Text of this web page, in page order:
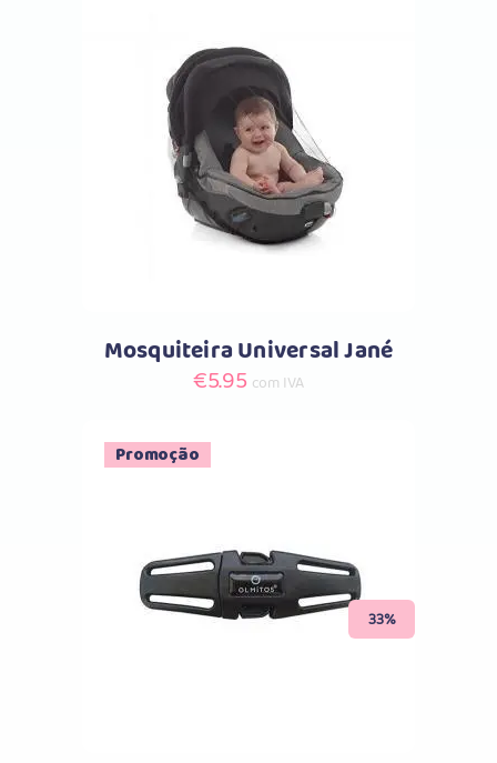
Comprar
Mosquiteira Universal Jané
€5.95 com IVA
Promoção
33%
Comprar